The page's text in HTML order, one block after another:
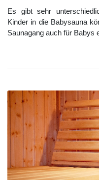
Es gibt sehr
Kinder in die Babysauna
Saunagang auch für Babys